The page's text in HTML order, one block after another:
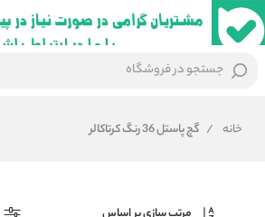
جستجو در فروشگاه
خانه / گچ پاستل 36 رنگ کرتاکالر